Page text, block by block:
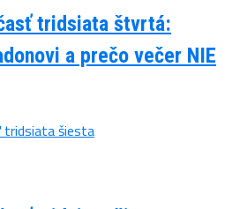
tridsiata štvrtá:
a prečo večer NIE